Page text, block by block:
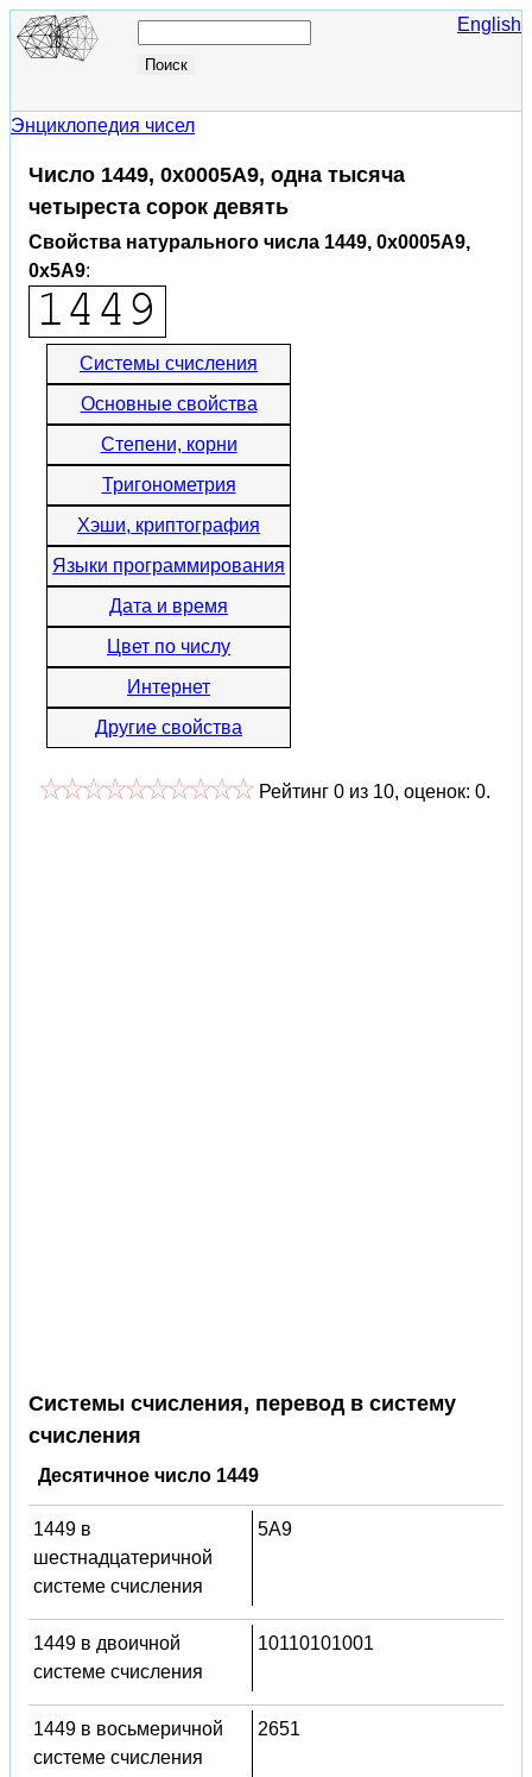
English
Энциклопедия чисел
Число 1449, 0x0005A9, одна тысяча
четыреста сорок девять
Свойства натурального числа 1449, 0x0005A9,
0x5A9:
Системы счисления
Основные свойства
Степени, корни
Тригонометрия
Хэши, криптография
Языки программирования
Дата и время
Цвет по числу
Интернет
Другие свойства
Рейтинг 0 из 10, оценок: 0.
Системы счисления, перевод в систему
счисления
Десятичное число 1449
1449 в
шестнадцатеричной
системе счисления
5A9
1449 в двоичной
системе счисления
10110101001
1449 в восьмеричной
системе счисления
2651